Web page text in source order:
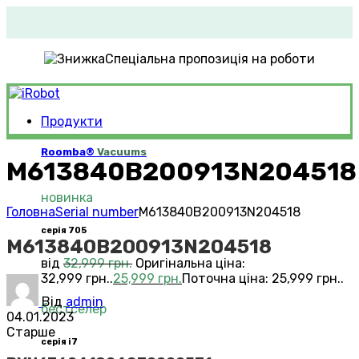
Спеціальна пропозиція на роботи
Продукти
Roomba® Vacuums
новинка
серія 705
від 32,999грн. Оригінальна ціна:
32,999 грн..25,999 грн.Поточна ціна: 25,999 грн..
бестселер
серія i7
M613840B200913N204518
ГоловнаSerial numberM613840B200913N204518
M613840B200913N204518
Від admin
04.01.2023
Старше